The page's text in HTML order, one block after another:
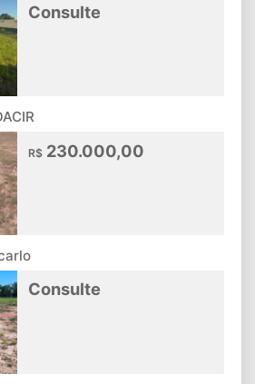
Consulte
R$ 230.000,00
Consulte